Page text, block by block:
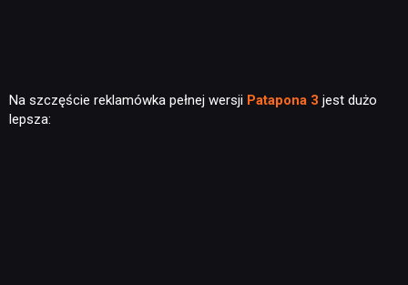
Na szczęście reklamówka pełnej wersji Patapona 3 jest dużo
lepsza: